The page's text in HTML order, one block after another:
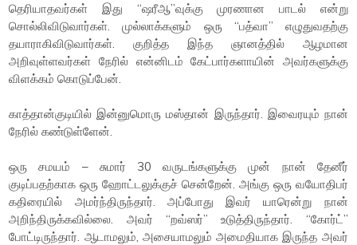
தெரியாதவர்கள் இது “ஷரீஆ”வுக்கு முரணான பாடல் என்று
சொல்லிவிடுவார்கள். முல்லாக்களும் ஒரு “பத்வா” எழுதுவதற்கு
தயாராகிவிடுவார்கள். குறித்த இந்த ஞானத்தில் ஆழமான
அறிவுள்ளவர்கள் நேரில் என்னிடம் கேட்பார்களாயின் அவர்களுக்கு
விளக்கம் கொடுப்பேன்.
காத்தான்குடியில் இன்னுமொரு மஸ்தான் இருந்தார். இவைரயும் நான்
நேரில் கண்டுள்ளேன்.
ஒரு சமயம் – சுமார் 30 வருடங்களுக்கு முன் நான் தேனீர்
குடிப்பதற்காக ஒரு ஹோட்டலுக்குச் சென்றேன். அங்கு ஒரு வயோதிபர்
கதிரையில் அமர்ந்திருந்தார். அப்போது இவர் யாரென்று நான்
அறிந்திருக்கவில்லை. அவர் “றவ்ஸர்” உடுத்திருந்தார். “கோர்ட்”
போட்டிருந்தார். ஆடாமலும், அசையாமலும் அமைதியாக இருந்த அவர்